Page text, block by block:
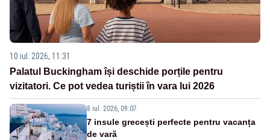
10 iul. 2026, 11:31
Palatul Buckingham își deschide porțile pentru
vizitatori. Ce pot vedea turiștii în vara lui 2026
8 iul. 2026, 09:07
7 insule grecești perfecte pentru vacanța
de vară